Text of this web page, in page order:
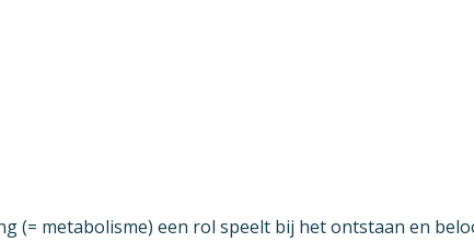
(= metabolisme) een rol speelt bij het ontstaan en